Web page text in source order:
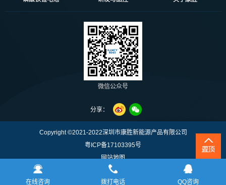
微信公众号
分享：
Copyright ©2021-2022深圳市康胜新能源产品有限公司
粤ICP备17103395号
网站地图
犀牛云提供企业云服务
在线咨询
拨打电话 QQ咨询